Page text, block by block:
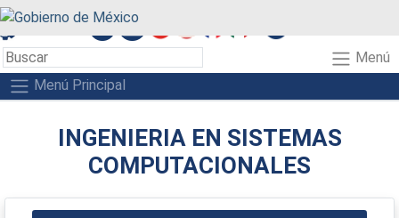
Menú
Menú Principal
INGENIERIA EN SISTEMAS
COMPUTACIONALES